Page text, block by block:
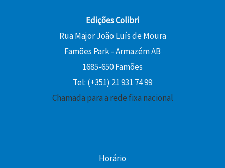
Edições Colibri
Rua Major João Luís de Moura
Famões Park - Armazém AB
1685-650 Famões
Tel: (+351) 21 931 74 99
Chamada para a rede fixa nacional
Horário